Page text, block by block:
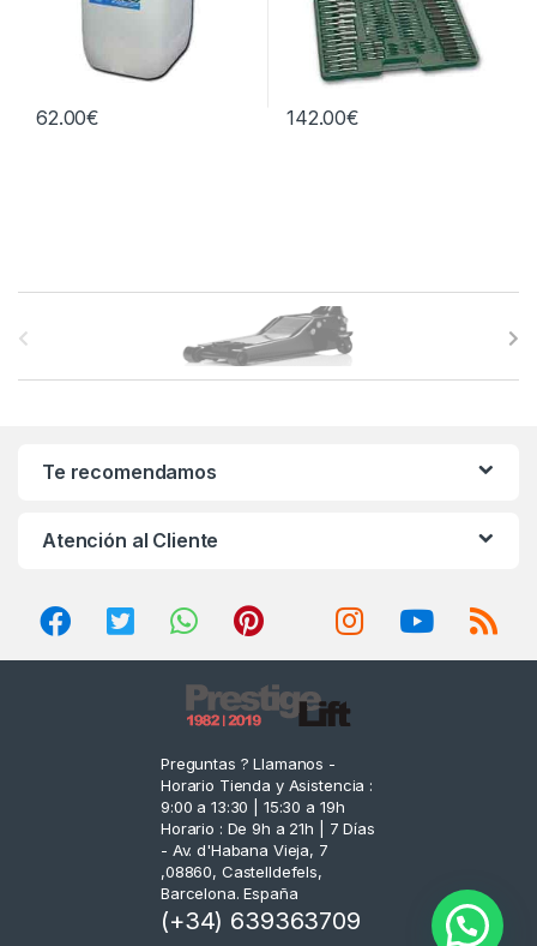
62.00€ 142.00€
a
Te recomendamos
Atención al Cliente
Preguntas ? Llamanos -
Horario Tienda y Asistencia :
9:00 a 13:30 | 15:30 a 19h
Horario : De 9h a 21h | 7 Días
- Av. d'Habana Vieja, 7
,08860, Castelldefels,
Barcelona. España
(+34) 639363709